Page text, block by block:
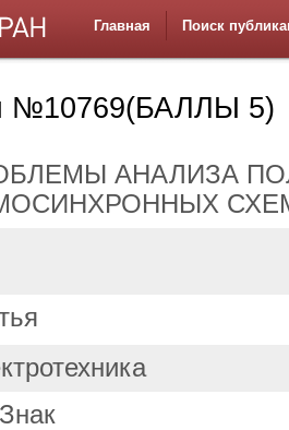
Главная Поиск
№10769(БАЛЛЫ 5)
АНАЛИЗА